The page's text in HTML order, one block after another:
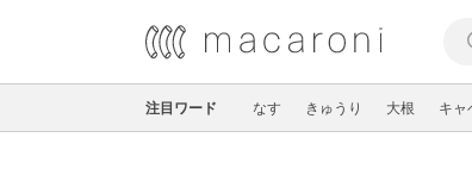
注目ワード なす きゅうり 大根 キャ